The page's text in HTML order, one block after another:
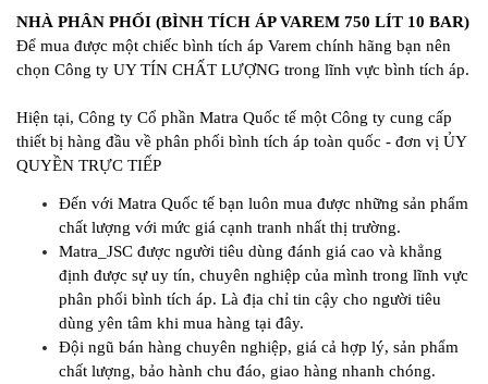
NHÀ PHÂN PHỐI (BÌNH TÍCH ÁP VAREM 750 LÍT 10 BAR)
Để mua được một chiếc bình tích áp Varem chính hãng bạn nên
chọn Công ty UY TÍN CHẤT LƯỢNG trong lĩnh vực bình tích áp.
Hiện tại, Công ty Cổ phần Matra Quốc tế một Công ty cung cấp
thiết bị hàng đầu về phân phối bình tích áp toàn quốc - đơn vị ỦY
QUYỀN TRỰC TIẾP
Đến với Matra Quốc tế bạn luôn mua được những sản phẩm
chất lượng với mức giá cạnh tranh nhất thị trường.
Matra_JSC được người tiêu dùng đánh giá cao và khẳng
định được sự uy tín, chuyên nghiệp của mình trong lĩnh vực
phân phối bình tích áp. Là địa chỉ tin cậy cho người tiêu
dùng yên tâm khi mua hàng tại đây.
Đội ngũ bán hàng chuyên nghiệp, giá cả hợp lý, sản phẩm
chất lượng, bảo hành chu đáo, giao hàng nhanh chóng.